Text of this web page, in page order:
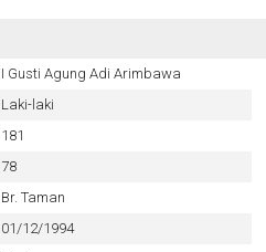
I Gusti Agung Adi Arimbawa
Laki-laki
181
78
Br. Taman
01/12/1994